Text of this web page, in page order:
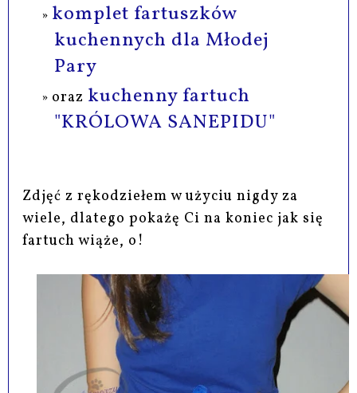
komplet fartuszków
kuchennych dla Młodej
Pary
oraz kuchenny fartuch
"KRÓLOWA SANEPIDU"
Zdjęć z rękodziełem w użyciu nigdy za
wiele, dlatego pokażę Ci na koniec jak się
fartuch wiąże, o!